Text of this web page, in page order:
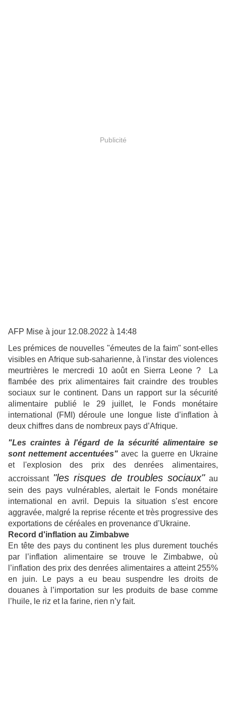
Publicité
AFP Mise à jour 12.08.2022 à 14:48
Les prémices de nouvelles "émeutes de la faim" sont-elles
visibles en Afrique sub-saharienne, à l'instar des violences
meurtrières le mercredi 10 août en Sierra Leone ? La
flambée des prix alimentaires fait craindre des troubles
sociaux sur le continent. Dans un rapport sur la sécurité
alimentaire publié le 29 juillet, le Fonds monétaire
international (FMI) déroule une longue liste d’inflation à
deux chiffres dans de nombreux pays d’Afrique.
"Les craintes à l'égard de la sécurité alimentaire se
sont nettement accentuées" avec la guerre en Ukraine
et l'explosion des prix des denrées alimentaires,
accroissant "les risques de troubles sociaux"au
sein des pays vulnérables, alertait le Fonds monétaire
international en avril. Depuis la situation s’est encore
aggravée, malgré la reprise récente et très progressive des
exportations de céréales en provenance d’Ukraine.
Record d'inflation au Zimbabwe
En tête des pays du continent les plus durement touchés
par l’inflation alimentaire se trouve le Zimbabwe, où
l’inflation des prix des denrées alimentaires a atteint 255%
en juin. Le pays a eu beau suspendre les droits de
douanes à l’importation sur les produits de base comme
l’huile, le riz et la farine, rien n’y fait.